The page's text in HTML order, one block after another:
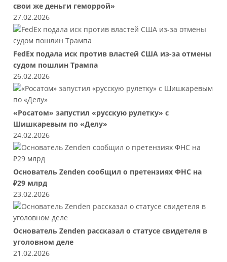
свои же деньги геморрой»
27.02.2026
FedEx подала иск против властей США из-за отмены
судом пошлин Трампа
26.02.2026
«Росатом» запустил «русскую рулетку» с
Шишкаревым по «Делу»
24.02.2026
Основатель Zenden сообщил о претензиях ФНС на
₽29 млрд
23.02.2026
Основатель Zenden рассказал о статусе свидетеля в
уголовном деле
21.02.2026